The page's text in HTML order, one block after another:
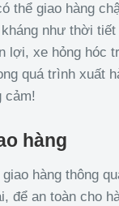
thể giao hàng
như thời
lợi, xe hỏng hóc
quá trình xuất
cảm!
hàng
hàng thông
để an toàn cho